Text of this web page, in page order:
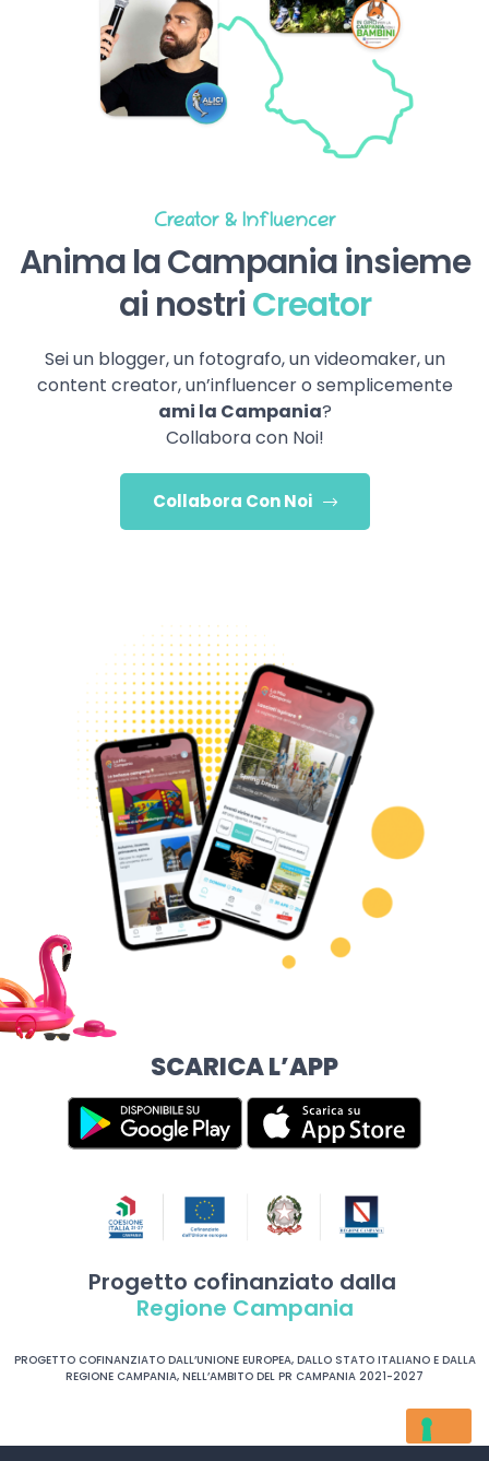
Creator & Influencer
Anima la Campania insieme
ai nostriCreator
Sei un blogger, un fotografo, un videomaker, un
content creator, un’influencer o semplicemente
ami la Campania?
Collabora con Noi!
Collabora Con Noi
SCARICA L’APP
Progetto cofinanziato dalla
Regione Campania
PROGETTO COFINANZIATO DALL’UNIONE EUROPEA, DALLO STATO ITALIANO E DALLA
REGIONE CAMPANIA, NELL’AMBITO DEL PR CAMPANIA 2021-2027